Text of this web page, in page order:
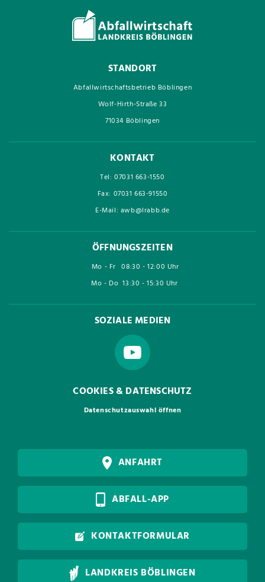
STANDORT
Abfallwirtschaftsbetrieb Böblingen
Wolf-Hirth-Straße 33
71034 Böblingen
KONTAKT
Tel: 07031 663-1550
Fax: 07031 663-91550
E-Mail: awb@lrabb.de
ÖFFNUNGSZEITEN
Mo - Fr 08:30 - 12:00 Uhr
Mo - Do 13:30 - 15:30 Uhr
SOZIALE MEDIEN
COOKIES & DATENSCHUTZ
Datenschutzauswahl öffnen
ANFAHRT
ABFALL-APP
KONTAKTFORMULAR
LANDKREIS BÖBLINGEN